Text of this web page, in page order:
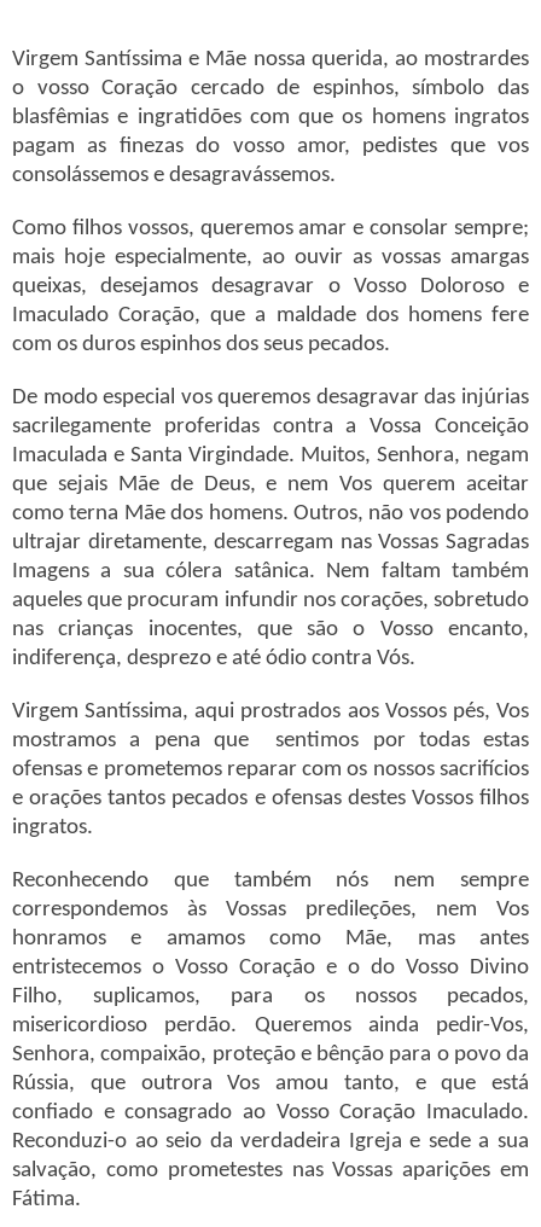
Virgem Santíssima e Mãe nossa querida, ao mostrardes
o vosso Coração cercado de espinhos, símbolo das
blasfêmias e ingratidões com que os homens ingratos
pagam as finezas do vosso amor, pedistes que vos
consolássemos e desagravássemos.
Como filhos vossos, queremos amar e consolar sempre;
mais hoje especialmente, ao ouvir as vossas amargas
queixas, desejamos desagravar o Vosso Doloroso e
Imaculado Coração, que a maldade dos homens fere
com os duros espinhos dos seus pecados.
De modo especial vos queremos desagravar das injúrias
sacrilegamente proferidas contra a Vossa Conceição
Imaculada e Santa Virgindade. Muitos, Senhora, negam
que sejais Mãe de Deus, e nem Vos querem aceitar
como terna Mãe dos homens. Outros, não vos podendo
ultrajar diretamente, descarregam nas Vossas Sagradas
Imagens a sua cólera satânica. Nem faltam também
aqueles que procuram infundir nos corações, sobretudo
nas crianças inocentes, que são o Vosso encanto,
indiferença, desprezo e até ódio contra Vós.
Virgem Santíssima, aqui prostrados aos Vossos pés, Vos
mostramos a pena que sentimos por todas estas
ofensas e prometemos reparar com os nossos sacrifícios
e orações tantos pecados e ofensas destes Vossos filhos
ingratos.
Reconhecendo que também nós nem sempre
correspondemos às Vossas predileções, nem Vos
honramos e amamos como Mãe, mas antes
entristecemos o Vosso Coração e o do Vosso Divino
Filho, suplicamos, para os nossos pecados,
misericordioso perdão. Queremos ainda pedir-Vos,
Senhora, compaixão, proteção e bênção para o povo da
Rússia, que outrora Vos amou tanto, e que está
confiado e consagrado ao Vosso Coração Imaculado.
Reconduzi-o ao seio da verdadeira Igreja e sede a sua
salvação, como prometestes nas Vossas aparições em
Fátima.